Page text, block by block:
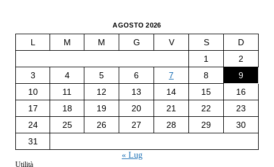
AGOSTO 2026
L M M G V S
D
1
2
3
4 5 6 7 8
9
10
11 12 13 14 15
16
17
18 19 20 21 22
23
24
25 26 27 28 29
30
31
« Lug
Utilità